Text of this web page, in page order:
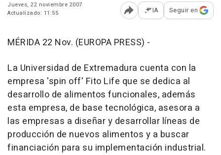
Jueves, 22 noviembre 2007
Actualizado: 11:55
Abrir opciones para
IA Seguir en
MÉRIDA 22 Nov. (EUROPA PRESS) -
La Universidad de Extremadura cuenta con la
empresa 'spin off' Fito Life que se dedica al
desarrollo de alimentos funcionales, además
esta empresa, de base tecnológica, asesora a
las empresas a diseñar y desarrollar líneas de
producción de nuevos alimentos y a buscar
financiación para su implementación industrial.